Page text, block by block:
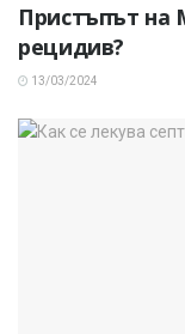
Пристъпът на
рецидив?
13/03/2024